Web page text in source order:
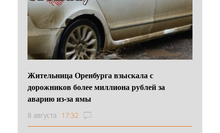
Жительница Оренбурга взыскала с
дорожников более миллиона рублей за
аварию из-за ямы
8 августа 17:32